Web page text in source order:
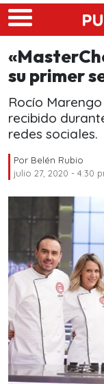
Skip to main content
su primer
Rocío
recibido
redes sociales.
Por Belén Rubio
julio 27, 2020 - 4:30